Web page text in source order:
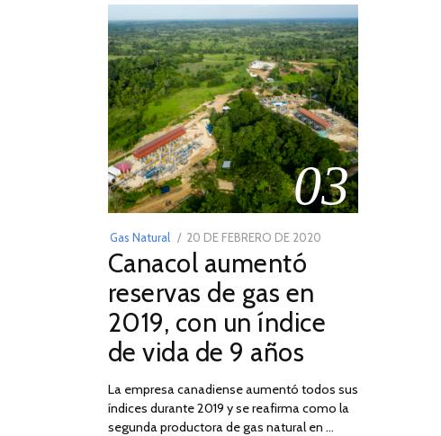
03
Gas Natural
POSTED
ON
20 DE FEBRERO DE 2020
2025
Canacol aumentó
reservas de gas en
2019, con un índice
de vida de 9 años
La empresa canadiense aumentó todos sus
índices durante 2019 y se reafirma como la
segunda productora de gas natural en …